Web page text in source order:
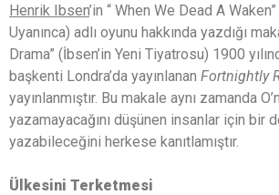
Henrik Ibsen’in “ When We Dead A
Uyanınca) adlı oyunu hakkında yazdığı
Drama” (İbsen’in Yeni Tiyatrosu) 1900
başkenti Londra’da yayınlanan Fortnightly
yayınlanmıştır. Bu makale aynı zamanda
yazamayacağını düşünen insanlar için bir
yazabileceğini herkese kanıtlamıştır.
Ülkesini Terketmesi